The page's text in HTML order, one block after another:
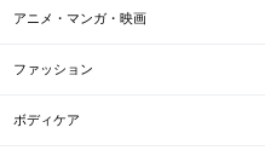
アニメ・マンガ・映画
ファッション
ボディケア